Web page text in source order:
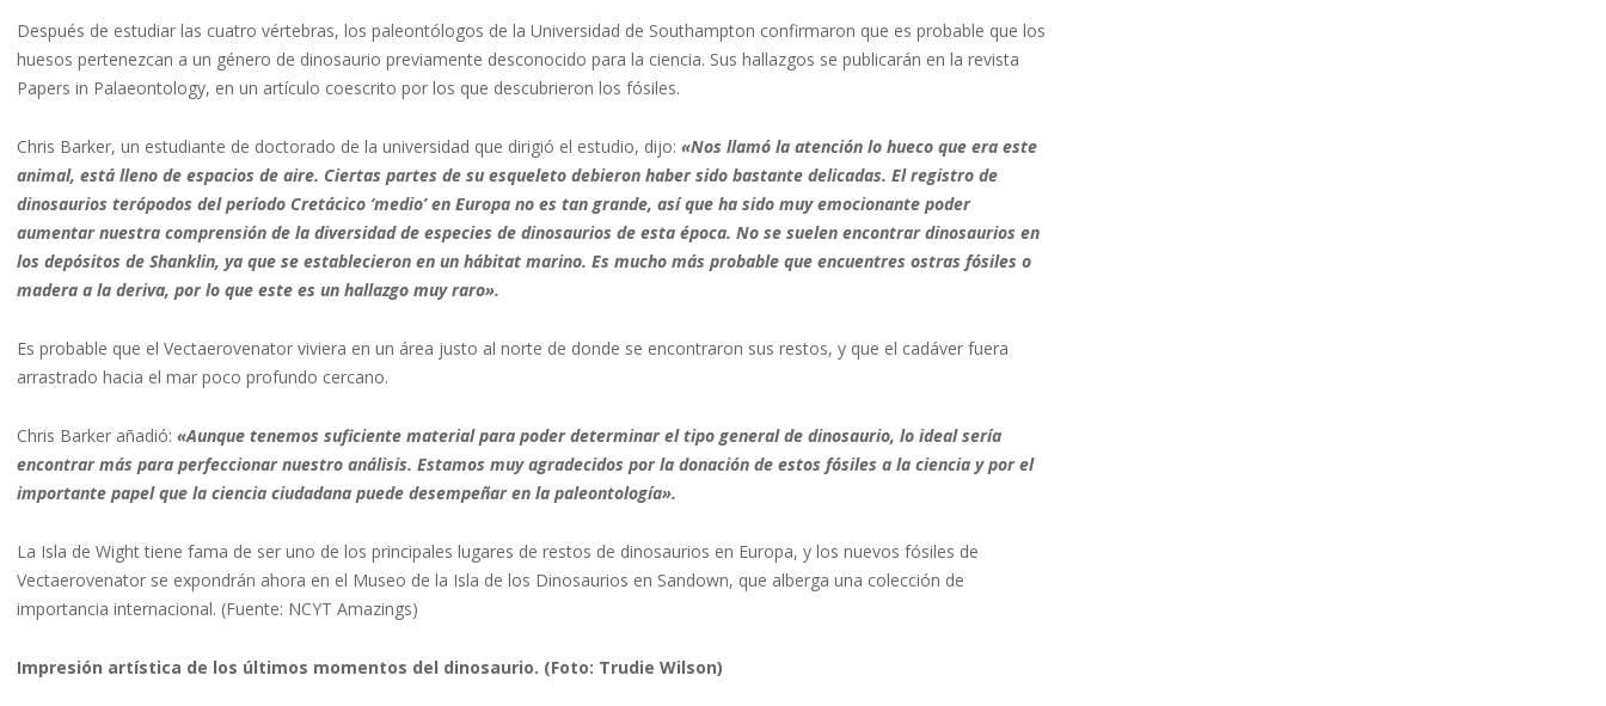
Después de estudiar las cuatro vértebras, los paleontólogos de la Universidad de Southampton confirmaron que es probable que los
huesos pertenezcan a un género de dinosaurio previamente desconocido para la ciencia. Sus hallazgos se publicarán en la revista
Papers in Palaeontology, en un artículo coescrito por los que descubrieron los fósiles.
Chris Barker, un estudiante de doctorado de la universidad que dirigió el estudio, dijo: «Nos llamó la atención lo hueco que era este
animal, está lleno de espacios de aire. Ciertas partes de su esqueleto debieron haber sido bastante delicadas. El registro de
dinosaurios terópodos del período Cretácico ‘medio’ en Europa no es tan grande, así que ha sido muy emocionante poder
aumentar nuestra comprensión de la diversidad de especies de dinosaurios de esta época. No se suelen encontrar dinosaurios en
los depósitos de Shanklin, ya que se establecieron en un hábitat marino. Es mucho más probable que encuentres ostras fósiles o
madera a la deriva, por lo que este es un hallazgo muy raro».
Es probable que el Vectaerovenator viviera en un área justo al norte de donde se encontraron sus restos, y que el cadáver fuera
arrastrado hacia el mar poco profundo cercano.
Chris Barker añadió: «Aunque tenemos suficiente material para poder determinar el tipo general de dinosaurio, lo ideal sería
encontrar más para perfeccionar nuestro análisis. Estamos muy agradecidos por la donación de estos fósiles a la ciencia y por el
importante papel que la ciencia ciudadana puede desempeñar en la paleontología».
La Isla de Wight tiene fama de ser uno de los principales lugares de restos de dinosaurios en Europa, y los nuevos fósiles de
Vectaerovenator se expondrán ahora en el Museo de la Isla de los Dinosaurios en Sandown, que alberga una colección de
importancia internacional. (Fuente: NCYT Amazings)
Impresión artística de los últimos momentos del dinosaurio. (Foto: Trudie Wilson)